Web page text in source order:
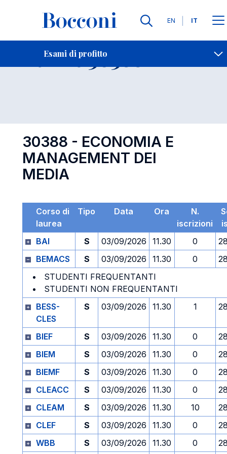
Lingue
EN IT
Esami di profitto
Contatti
Esame 30388 Open
30388 - ECONOMIA E
MANAGEMENT DEI
MEDIA
Corso di
laurea
Tipo Data Ora
N.
iscrizioni
BAI
S 03/09/2026 11.30 0
BEMACS
S 03/09/2026 11.30 0
STUDENTI FREQUENTANTI
STUDENTI NON FREQUENTANTI
BESS-
CLES
S 03/09/2026 11.30 1
BIEF S 03/09/2026 11.30 0
BIEM
S 03/09/2026 11.30 0
BIEMF
S 03/09/2026 11.30 0
CLEACC
S 03/09/2026 11.30 0
CLEAM
S 03/09/2026 11.30 10
CLEF
S 03/09/2026 11.30 0
WBB
S 03/09/2026 11.30 0